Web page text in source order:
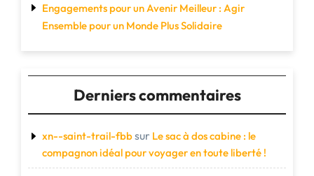
Engagements pour un Avenir Meilleur : Agir
Ensemble pour un Monde Plus Solidaire
Derniers commentaires
xn--saint-trail-fbbsur Le sac à dos cabine : le
compagnon idéal pour voyager en toute liberté !